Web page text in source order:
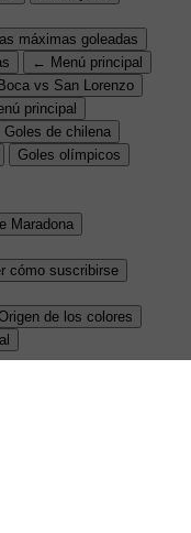
Las máximas goleadas
← Menú principal
Boca vs San Lorenzo
principal
Goles de chilena
Goles olímpicos
Maradona
cómo suscribirse
de los colores